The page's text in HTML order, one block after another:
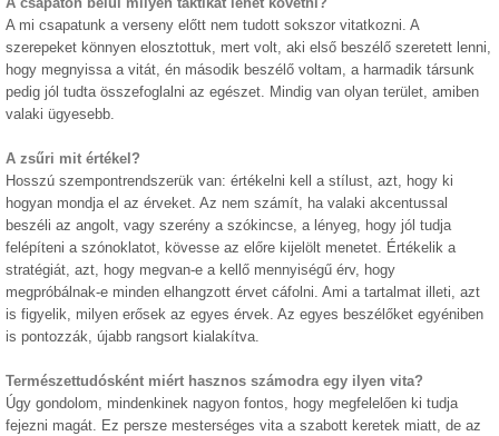
A mi csapatunk a verseny előtt nem tudott sokszor vitatkozni. A
szerepeket könnyen elosztottuk, mert volt, aki első beszélő szeretett lenni,
hogy megnyissa a vitát, én második beszélő voltam, a harmadik társunk
pedig jól tudta összefoglalni az egészet. Mindig van olyan terület, amiben
valaki ügyesebb.
A zsűri mit értékel?
Hosszú szempontrendszerük van: értékelni kell a stílust, azt, hogy ki
hogyan mondja el az érveket. Az nem számít, ha valaki akcentussal
beszéli az angolt, vagy szerény a szókincse, a lényeg, hogy jól tudja
felépíteni a szónoklatot, kövesse az előre kijelölt menetet. Értékelik a
stratégiát, azt, hogy megvan-e a kellő mennyiségű érv, hogy
megpróbálnak-e minden elhangzott érvet cáfolni. Ami a tartalmat illeti, azt
is figyelik, milyen erősek az egyes érvek. Az egyes beszélőket egyéniben
is pontozzák, újabb rangsort kialakítva.
Természettudósként miért hasznos számodra egy ilyen vita?
Úgy gondolom, mindenkinek nagyon fontos, hogy megfelelően ki tudja
fejezni magát. Ez persze mesterséges vita a szabott keretek miatt, de az